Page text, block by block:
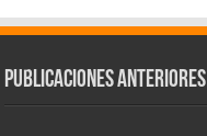
Publicaciones Anteriores